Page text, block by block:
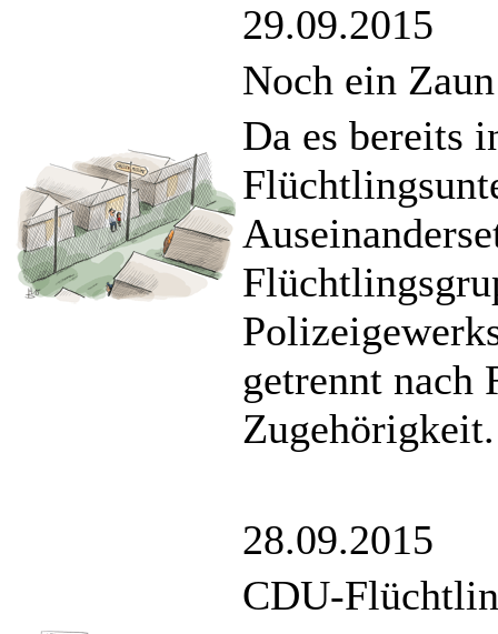
29.09.2015
Noch ein Zaun
Da es bereits
getrennt nach
Zugehörigkeit.
28.09.2015
CDU-